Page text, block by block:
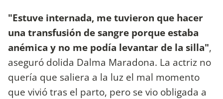
"Estuve internada, me tuvieron que hacer
una transfusión de sangre porque estaba
anémica y no me podía levantar de la silla",
aseguró dolida Dalma Maradona. La actriz no
quería que saliera a la luz el mal momento
que vivió tras el parto, pero se vio obligada a